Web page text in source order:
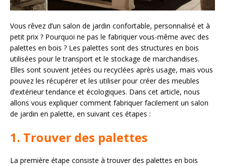
Vous rêvez d’un salon de jardin confortable, personnalisé et à
petit prix ? Pourquoi ne pas le fabriquer vous-même avec des
palettes en bois ? Les palettes sont des structures en bois
utilisées pour le transport et le stockage de marchandises.
Elles sont souvent jetées ou recyclées après usage, mais vous
pouvez les récupérer et les utiliser pour créer des meubles
d’extérieur tendance et écologiques. Dans cet article, nous
allons vous expliquer comment fabriquer facilement un salon
de jardin en palette, en suivant ces étapes :
1. Trouver des palettes
La première étape consiste à trouver des palettes en bois